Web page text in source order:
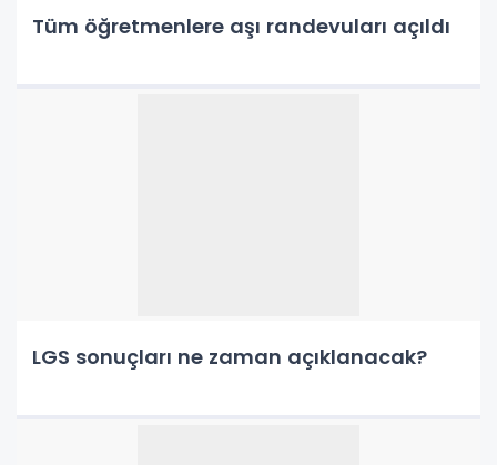
Tüm öğretmenlere aşı randevuları açıldı
LGS sonuçları ne zaman açıklanacak?